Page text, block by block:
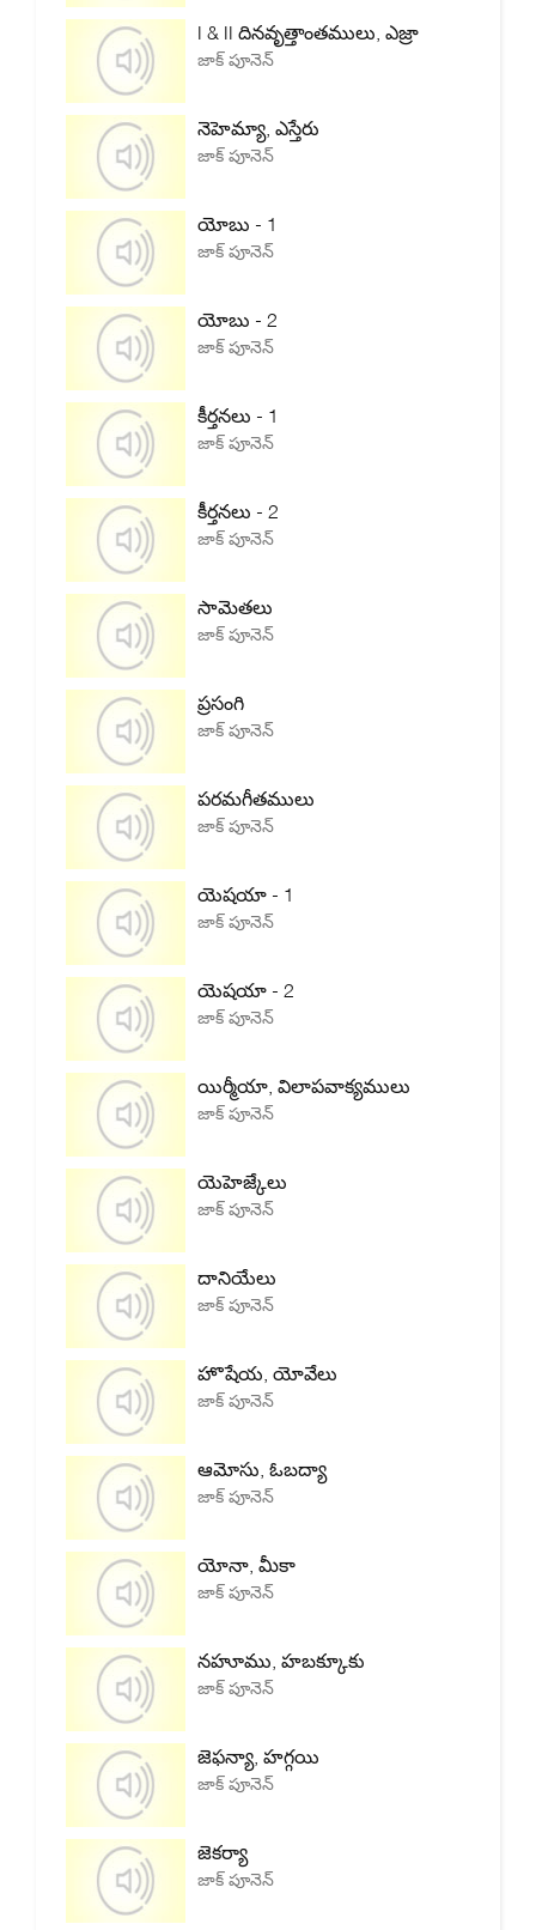
I & II దినవృత్తాంతములు, ఎజ్రా
జాక్ పూనెన్
నెహెమ్యా, ఎస్తేరు
జాక్ పూనెన్
యోబు - 1
జాక్ పూనెన్
యోబు - 2
జాక్ పూనెన్
కీర్తనలు - 1
జాక్ పూనెన్
కీర్తనలు - 2
జాక్ పూనెన్
సామెతలు
జాక్ పూనెన్
ప్రసంగి
జాక్ పూనెన్
పరమగీతములు
జాక్ పూనెన్
యెషయా - 1
జాక్ పూనెన్
యెషయా - 2
జాక్ పూనెన్
యిర్మీయా, విలాపవాక్యములు
జాక్ పూనెన్
యెహెజ్కేలు
జాక్ పూనెన్
దానియేలు
జాక్ పూనెన్
హొషేయ, యోవేలు
జాక్ పూనెన్
ఆమోసు, ఓబద్యా
జాక్ పూనెన్
యోనా, మీకా
జాక్ పూనెన్
నహూము, హబక్కూకు
జాక్ పూనెన్
జెఫన్యా, హగ్గయి
జాక్ పూనెన్
జెకర్యా
జాక్ పూనెన్